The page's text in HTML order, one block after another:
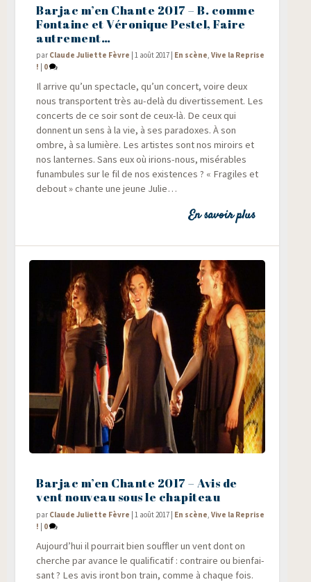
Barjac m’en Chante 2017 – B. comme
Fontaine et Véronique Pestel, Faire
autrement…
par Claude Juliette Fèvre |1 août 2017 En scène,Vive la Reprise
!
0
Il arrive qu’un spec­tacle, qu’un concert, voire deux
nous trans­portent très au-delà du diver­tis­se­ment. Les
concerts de ce soir sont de ceux-là. De ceux qui
donnent un sens à la vie, à ses para­doxes. À son
ombre, à sa lumière. Les artistes sont nos miroirs et
nos lan­ternes. Sans eux où irions-nous, misé­rables
funam­bules sur le fil de nos exis­tences ? « Fra­giles et
debout » chante une jeune Julie…
En savoir plus
Barjac m’en Chante 2017 – Avis de
vent nouveau sous le chapiteau
par Claude Juliette Fèvre |1 août 2017 En scène,Vive la Reprise
!
0
Aujourd’hui il pour­rait bien souf­fler un vent dont on
cherche par avance le qua­li­fi­ca­tif : contraire ou bien­fai­
sant ? Les avis iront bon train, comme à chaque fois.